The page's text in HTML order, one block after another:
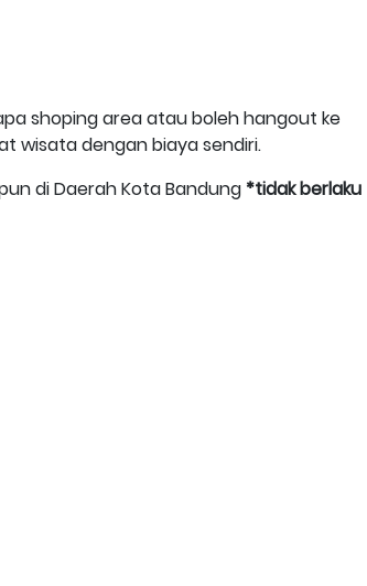
shoping area atau boleh hangout ke
wisata dengan biaya sendiri.
di Daerah Kota Bandung *tidak berlaku